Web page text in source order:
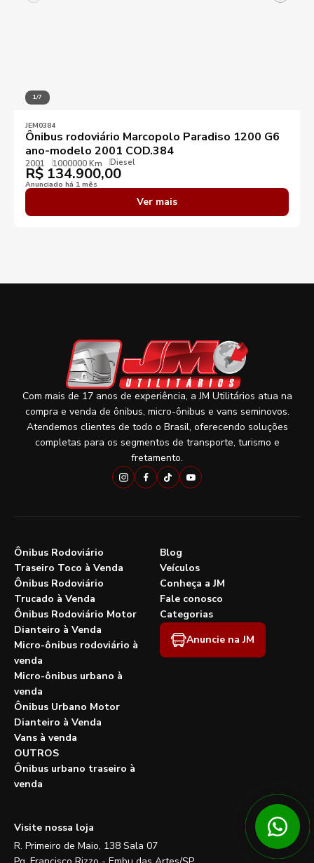
1/7
JEM0384
Ônibus rodoviário Marcopolo Paradiso 1200 G6
ano-modelo 2001 COD.384
2001 1000000 Km Diesel
R$ 134.900,00
Anunciado há 1 mês
Ver mais
Com mais de 17 anos de experiência, a JM Utilitários atua na
compra e venda de ônibus, micro-ônibus e vans seminovos.
Atendemos clientes de todo o Brasil, oferecendo soluções
completas para os segmentos de transporte, turismo e
fretamento.
Ônibus Rodoviário
Traseiro Toco à Venda
Ônibus Rodoviário
Trucado à Venda
Ônibus Rodoviário Motor
Dianteiro à Venda
Micro-ônibus rodoviário à
venda
Micro-ônibus urbano à
venda
Ônibus Urbano Motor
Dianteiro à Venda
Vans à venda
OUTROS
Ônibus urbano traseiro à
venda
Blog
Veículos
Conheça a JM
Fale conosco
Categorias
Anuncie na JM
Visite nossa loja
R. Primeiro de Maio, 138 Sala 07